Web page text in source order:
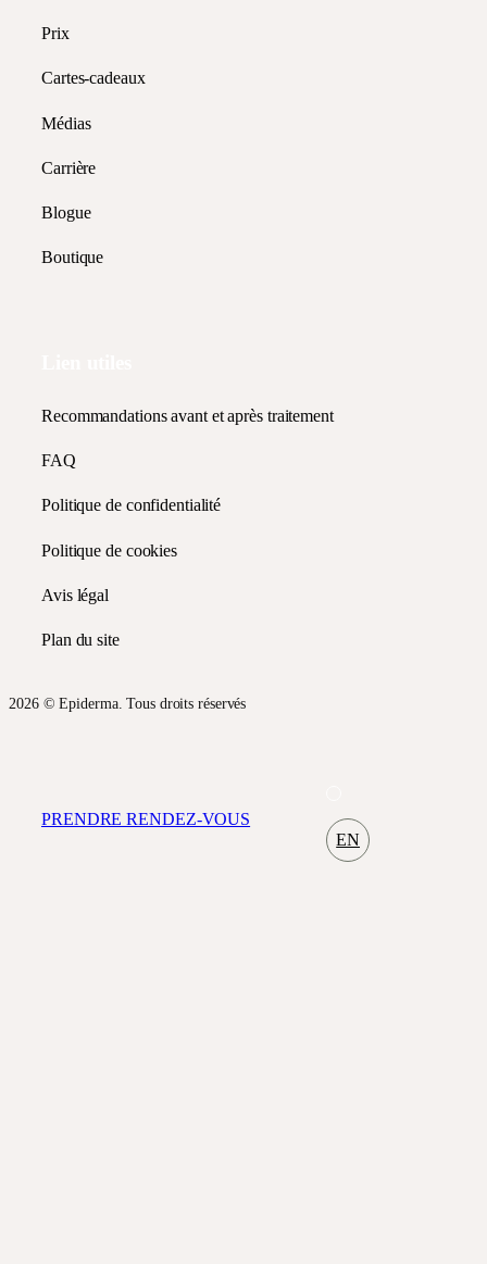
Prix
Cartes-cadeaux
Médias
Carrière
Blogue
Boutique
Recommandations avant et après traitement
FAQ
Politique de confidentialité
Politique de cookies
Avis légal
Plan du site
2026 © Epiderma. Tous droits réservés
PRENDRE RENDEZ-VOUS
EN